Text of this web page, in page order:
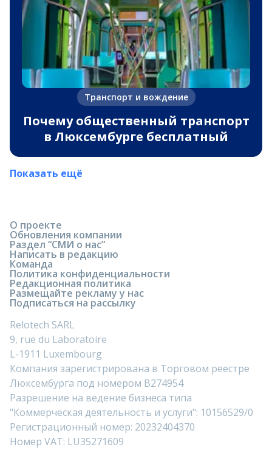
Транспорт и вождение
Почему общественный транспорт
в Люксембурге бесплатный
Показать ещё
О проекте
Обновления компании
Раздел “СМИ о нас”
Написать в редакцию
Команда
Политика конфиденциальности
Редакционная политика
Размещайте рекламу у нас
Подписаться на рассылку
Relotech SARL
9, rue du Laboratoire
L-1911 Luxembourg
Компания зарегистрирована в Торговом реестре
Люксембурга под номером B274954
Разрешение на ведение бизнеса типа
"Коммерческая деятельность и услуги": 10156529/0
Регистрационный номер: 20232404370
Номер VAT: LU35271609